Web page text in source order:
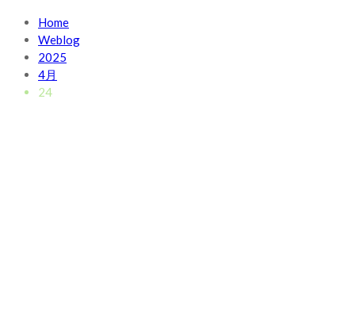
Home
Weblog
2025
4月
24